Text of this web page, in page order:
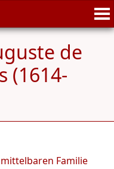
de
(1614-
Familie